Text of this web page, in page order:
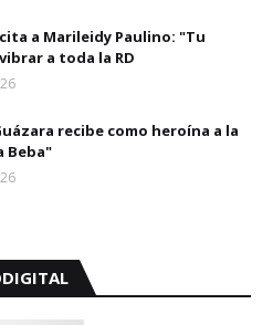
a Marileidy Paulino: "Tu
a toda la RD
recibe como heroína a la
Beba"